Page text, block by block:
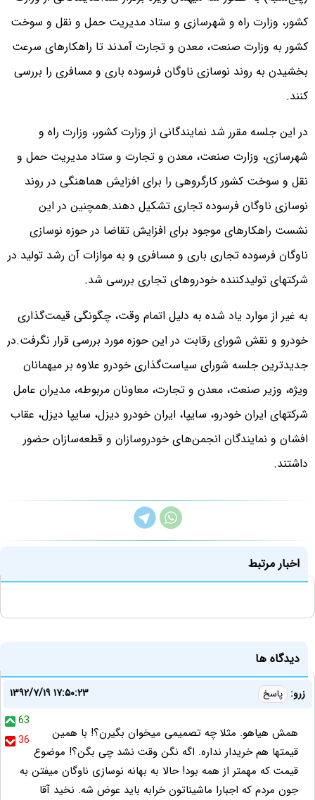
کشور، وزارت راه و شهرسازی و ستاد مدیریت حمل و نقل و سوخت
کشور به وزارت صنعت، معدن و تجارت آمدند تا راهکارهای سرعت
بخشیدن به روند نوسازی ناوگان فرسوده باری و مسافری را بررسی
کنند.
در این جلسه مقرر شد نمایندگانی از وزارت کشور، وزارت راه و
شهرسازی، وزارت صنعت، معدن و تجارت و ستاد مدیریت حمل و
نقل و سوخت کشور کارگروهی را برای افزایش هماهنگی‌ در روند
نوسازی ناوگان فرسوده تجاری تشکیل دهند.همچنین در این
نشست راهکارهای موجود برای افزایش تقاضا در حوزه نوسازی
ناوگان فرسوده تجاری باری و مسافری و به موازات آن رشد تولید در
شرکتهای تولیدکننده خودروهای تجاری بررسی شد.
به غیر از موارد یاد شده به دلیل اتمام وقت، چگونگی قیمت‌گذاری
خودرو و نقش شورای رقابت در این حوزه مورد بررسی قرار نگرفت.در
جدیدترین جلسه شورای سیاست‌گذاری خودرو علاوه بر میهمانان
ویژه، وزیر صنعت، معدن و تجارت، معاونان مربوطه، مدیران عامل
شرکتهای ایران خودرو، سایپا، ایران خودرو دیزل، سایپا دیزل، عقاب
افشان و نمایندگان انجمن‌های خودروسازان و قطعه‌سازان حضور
داشتند.
اخبار مرتبط
دیدگاه ها
زرو: پاسخ
۱۳۹۲/۷/۱۹ ۱۷:۵۰:۲۳
63
36
همش هیاهو. مثلا چه تصمیمی میخوان بگیرن؟! با همین
قیمتها هم خریدار نداره. اگه نگن وقت نشد چی بگن؟! موضوع
قیمت که مهمتر از همه بود! حالا به بهانه نوسازی ناوگان میفتن به
جون مردم که اجبارا ماشیناتون خرابه باید عوض شه. نخید آقا